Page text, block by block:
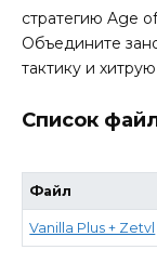
стратегию Age
Объедините
тактику и
Список
Файл
Vanilla Plus + Zetvl